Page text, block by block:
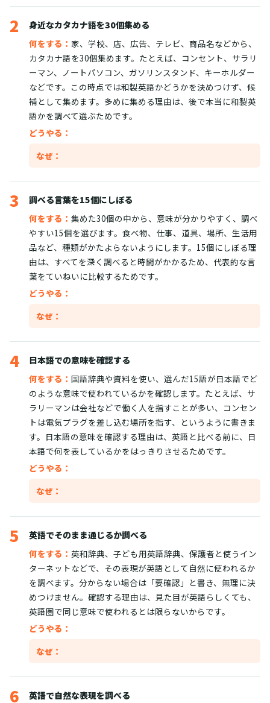
2
身近なカタカナ語を30個集める
何をする： 家、学校、店、広告、テレビ、商品名などから、
カタカナ語を30個集めます。たとえば、コンセント、サラリ
ーマン、ノートパソコン、ガソリンスタンド、キーホルダー
などです。この時点では和製英語かどうかを決めつけず、候
補として集めます。多めに集める理由は、後で本当に和製英
語かを調べて選ぶためです。
どうやる：
なぜ：
3
調べる言葉を15個にしぼる
何をする： 集めた30個の中から、意味が分かりやすく、調べ
やすい15個を選びます。食べ物、仕事、道具、場所、生活用
品など、種類がかたよらないようにします。15個にしぼる理
由は、すべてを深く調べると時間がかかるため、代表的な言
葉をていねいに比較するためです。
どうやる：
なぜ：
4
日本語での意味を確認する
何をする： 国語辞典や資料を使い、選んだ15語が日本語でど
のような意味で使われているかを確認します。たとえば、サ
ラリーマンは会社などで働く人を指すことが多い、コンセン
トは電気プラグを差し込む場所を指す、というように書きま
す。日本語の意味を確認する理由は、英語と比べる前に、日
本語で何を表しているかをはっきりさせるためです。
どうやる：
なぜ：
5
英語でそのまま通じるか調べる
何をする： 英和辞典、子ども用英語辞典、保護者と使うイン
ターネットなどで、その表現が英語として自然に使われるか
を調べます。分からない場合は「要確認」と書き、無理に決
めつけません。確認する理由は、見た目が英語らしくても、
英語圏で同じ意味で使われるとは限らないからです。
どうやる：
なぜ：
6 英語で自然な表現を調べる